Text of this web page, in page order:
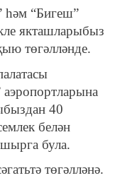
һәм “Бигеш”
якташларыбыз
төгәлләнде.
40
белән
була.
төгәлләнә.